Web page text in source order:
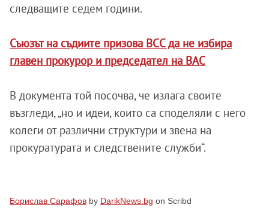
следващите седем години.
Съюзът на съдиите призова ВСС да не избира
главен прокурор и председател на ВАС
В документа той посочва, че излага своите
възгледи, „но и идеи, които са споделяли с него
колеги от различни структури и звена на
прокуратурата и следствените служби“.
Борислав Сарафов by DarikNews.bg on Scribd